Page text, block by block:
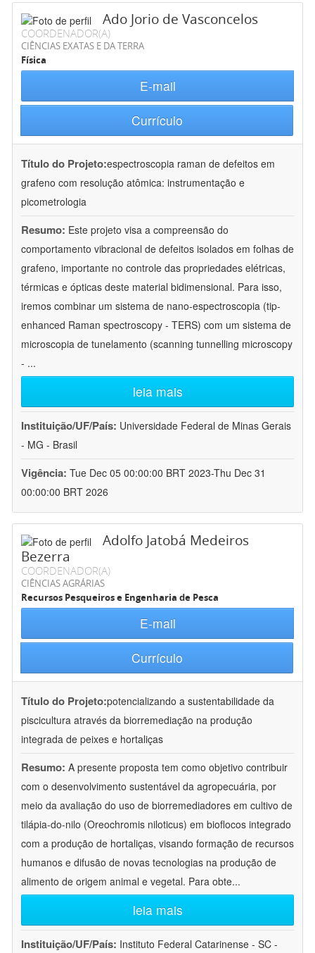
Ado Jorio de Vasconcelos
COORDENADOR(A)
CIÊNCIAS EXATAS E DA TERRA
Física
E-mail
Currículo
Título do Projeto:espectroscopia raman de defeitos em
grafeno com resolução atômica: instrumentação e
picometrologia
Resumo: Este projeto visa a compreensão do
comportamento vibracional de defeitos isolados em folhas de
grafeno, importante no controle das propriedades elétricas,
térmicas e ópticas deste material bidimensional. Para isso,
iremos combinar um sistema de nano-espectroscopia (tip-
enhanced Raman spectroscopy - TERS) com um sistema de
microscopia de tunelamento (scanning tunnelling microscopy
- ...
leia mais
Instituição/UF/País: Universidade Federal de Minas Gerais
- MG - Brasil
Vigência: Tue Dec 05 00:00:00 BRT 2023-Thu Dec 31
00:00:00 BRT 2026
Adolfo Jatobá Medeiros
Bezerra
COORDENADOR(A)
CIÊNCIAS AGRÁRIAS
Recursos Pesqueiros e Engenharia de Pesca
E-mail
Currículo
Título do Projeto:potencializando a sustentabilidade da
piscicultura através da biorremediação na produção
integrada de peixes e hortaliças
Resumo: A presente proposta tem como objetivo contribuir
com o desenvolvimento sustentável da agropecuária, por
meio da avaliação do uso de biorremediadores em cultivo de
tilápia-do-nilo (Oreochromis niloticus) em bioflocos integrado
com a produção de hortaliças, visando formação de recursos
humanos e difusão de novas tecnologias na produção de
alimento de origem animal e vegetal. Para obte...
leia mais
Instituição/UF/País: Instituto Federal Catarinense - SC -